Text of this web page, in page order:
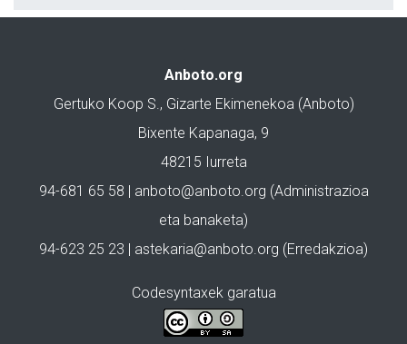
Anboto.org
Gertuko Koop S., Gizarte Ekimenekoa (Anboto)
Bixente Kapanaga, 9
48215 Iurreta
94-681 65 58 | anboto@anboto.org (Administrazioa
eta banaketa)
94-623 25 23 | astekaria@anboto.org (Erredakzioa)
Codesyntaxek garatua